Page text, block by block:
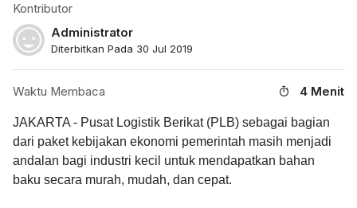
Kontributor
Administrator
Diterbitkan Pada 30 Jul 2019
Waktu Membaca 4 Menit
JAKARTA - Pusat Logistik Berikat (PLB) sebagai bagian
dari paket kebijakan ekonomi pemerintah masih menjadi
andalan bagi industri kecil untuk mendapatkan bahan
baku secara murah, mudah, dan cepat.